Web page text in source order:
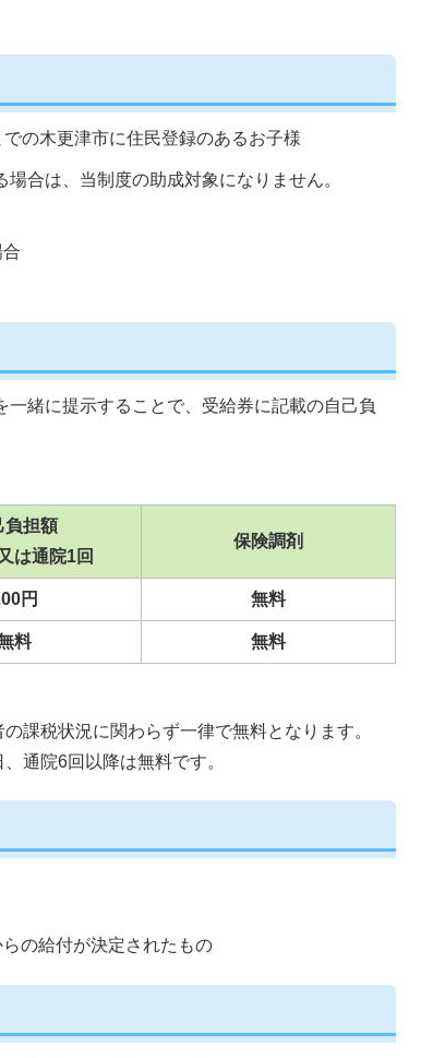
の木更津市に住民登録のあるお子様
合は、当制度の助成対象になりません。
緒に提示することで、受給券に記載の自己負
負担額
は通院1回
保険調剤
円 無料
料 無料
課税状況に関わらず一律で無料となります。
通院6回以降は無料です。
の給付が決定されたもの